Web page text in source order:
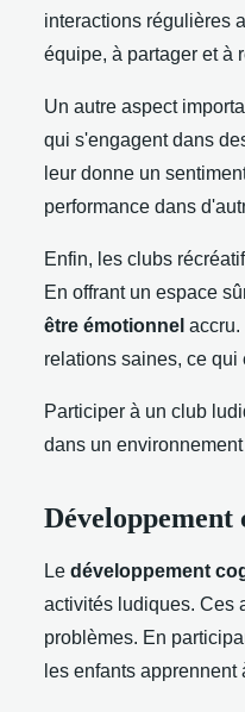
interactions régulières
équipe, à partager et à
Un autre aspect
qui s'engagent dans
leur donne un
performance dans
Enfin, les clubs
En offrant un espace
être émotionnel accru.
relations saines, ce
Participer à un club
dans un
Développement
Le développement
activités ludiques. Ces
problèmes. En
les enfants